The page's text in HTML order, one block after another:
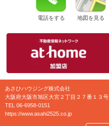
電話をする 地図を見る
あさひハウジング株式会社
大阪府大阪市旭区大宮２丁目２７番１３号
TEL 06-6958-0151
https://www.asahi2525.co.jp